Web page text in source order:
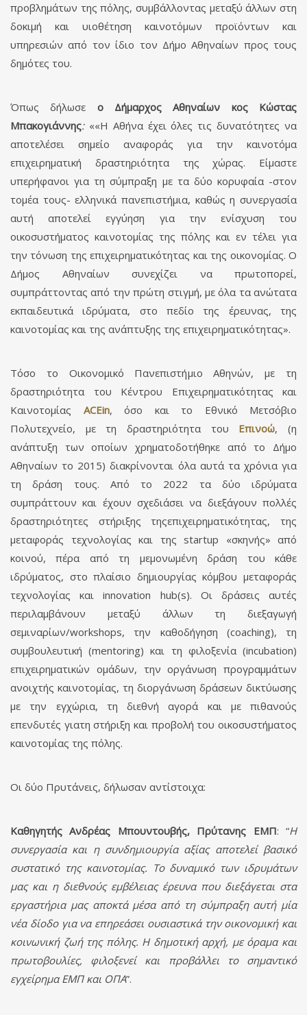
προβλημάτων της πόλης, συμβάλλοντας μεταξύ άλλων στη
δοκιμή και υιοθέτηση καινοτόμων προϊόντων και
υπηρεσιών από τον ίδιο τον Δήμο Αθηναίων προς τους
δημότες του.
Όπως δήλωσε ο Δήμαρχος Αθηναίων κος Κώστας
Μπακογιάννης: ««Η Αθήνα έχει όλες τις δυνατότητες να
αποτελέσει σημείο αναφοράς για την καινοτόμα
επιχειρηματική δραστηριότητα της χώρας. Είμαστε
υπερήφανοι για τη σύμπραξη με τα δύο κορυφαία -στον
τομέα τους- ελληνικά πανεπιστήμια, καθώς η συνεργασία
αυτή αποτελεί εγγύηση για την ενίσχυση του
οικοσυστήματος καινοτομίας της πόλης και εν τέλει για
την τόνωση της επιχειρηματικότητας και της οικονομίας. Ο
Δήμος Αθηναίων συνεχίζει να πρωτοπορεί,
συμπράττοντας από την πρώτη στιγμή, με όλα τα ανώτατα
εκπαιδευτικά ιδρύματα, στο πεδίο της έρευνας, της
καινοτομίας και της ανάπτυξης της επιχειρηματικότητας».
Τόσο το Οικονομικό Πανεπιστήμιο Αθηνών, με τη
δραστηριότητα του Κέντρου Επιχειρηματικότητας και
Καινοτομίας ACEin, όσο και το Εθνικό Μετσόβιο
Πολυτεχνείο, με τη δραστηριότητα του Επινοώ, (η
ανάπτυξη των οποίων χρηματοδοτήθηκε από το Δήμο
Αθηναίων το 2015) διακρίνονται όλα αυτά τα χρόνια για
τη δράση τους. Από το 2022 τα δύο ιδρύματα
συμπράττουν και έχουν σχεδιάσει να διεξάγουν πολλές
δραστηριότητες στήριξης τηςεπιχειρηματικότητας, της
μεταφοράς τεχνολογίας και της startup «σκηνής» από
κοινού, πέρα από τη μεμονωμένη δράση του κάθε
ιδρύματος, στο πλαίσιο δημιουργίας κόμβου μεταφοράς
τεχνολογίας και innovation hub(s). Οι δράσεις αυτές
περιλαμβάνουν μεταξύ άλλων τη διεξαγωγή
σεμιναρίων/workshops, την καθοδήγηση (coaching), τη
συμβουλευτική (mentoring) και τη φιλοξενία (incubation)
επιχειρηματικών ομάδων, την οργάνωση προγραμμάτων
ανοιχτής καινοτομίας, τη διοργάνωση δράσεων δικτύωσης
με την εγχώρια, τη διεθνή αγορά και με πιθανούς
επενδυτές γιατη στήριξη και προβολή του οικοσυστήματος
καινοτομίας της πόλης.
Οι δύο Πρυτάνεις, δήλωσαν αντίστοιχα:
Καθηγητής Ανδρέας Μπουντουβής, Πρύτανης ΕΜΠ: “Η
συνεργασία και η συνδημιουργία αξίας αποτελεί βασικό
συστατικό της καινοτομίας. Το δυναμικό των ιδρυμάτων
μας και η διεθνούς εμβέλειας έρευνα που διεξάγεται στα
εργαστήρια μας αποκτά μέσα από τη σύμπραξη αυτή μία
νέα δίοδο για να επηρεάσει ουσιαστικά την οικονομική και
κοινωνική ζωή της πόλης. Η δημοτική αρχή, με όραμα και
πρωτοβουλίες, φιλοξενεί και προβάλλει το σημαντικό
εγχείρημα ΕΜΠ και ΟΠΑ”.